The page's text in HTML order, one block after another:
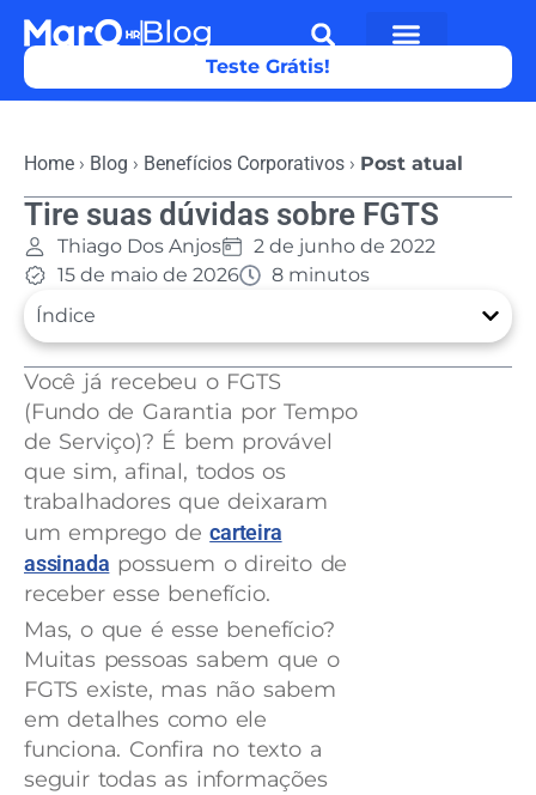
Teste Grátis!
Home › Blog › Benefícios Corporativos › Post atual
Tire suas dúvidas sobre FGTS
Thiago Dos Anjos
2 de junho de 2022
15 de maio de 2026
8 minutos
Índice
Você já recebeu o FGTS
(Fundo de Garantia por Tempo
de Serviço)? É bem provável
que sim, afinal, todos os
trabalhadores que deixaram
um emprego decarteira
assinada possuem o direito de
receber esse benefício.
Mas, o que é esse benefício?
Muitas pessoas sabem que o
FGTS existe, mas não sabem
em detalhes como ele
funciona. Confira no texto a
seguir todas as informações